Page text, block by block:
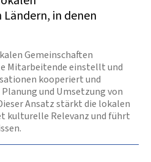
in denen
Gemeinschaften
Mitarbeitende einstellt und
kooperiert und
und Umsetzung von
Ansatz stärkt die lokalen
kulturelle Relevanz und führt